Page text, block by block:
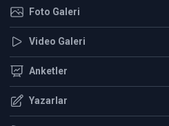
Foto Galeri
Video Galeri
Anketler
Yazarlar